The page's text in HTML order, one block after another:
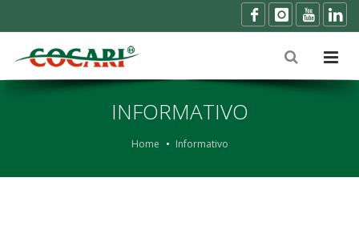
INFORMATIVO
Home Informativo